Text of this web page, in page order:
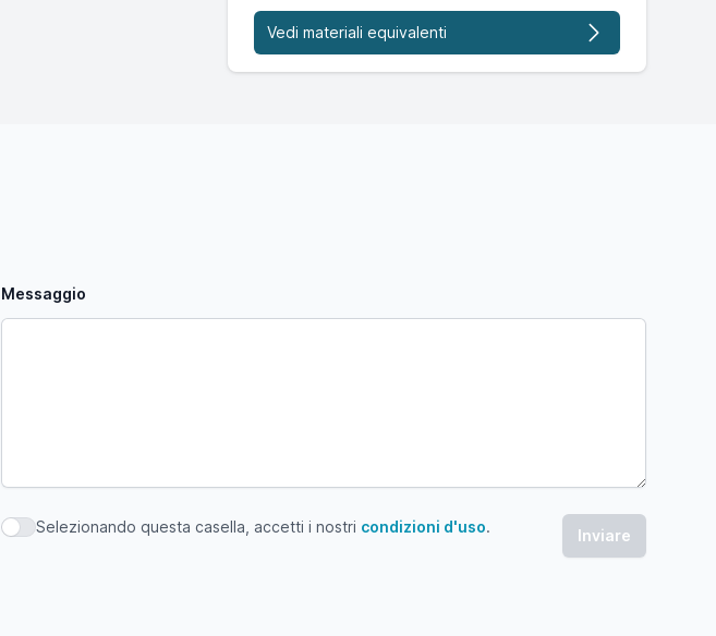
Vedi materiali equivalenti
Messaggio
Selezionando questa casella, accetti i nostri condizioni d'uso
Selezionando questa casella, accetti i nostri condizioni d'uso.